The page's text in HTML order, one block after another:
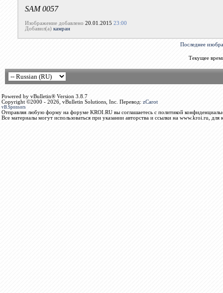
SAM 0057
Изображение добавлено 20.01.2015 23:00
Добавил(а) камран
Последнее
Текущее
Powered by vBulletin® Version 3.8.7
Copyright ©2000 - 2026, vBulletin Solutions, Inc. Перевод: zCarot
vB.Sponsors
Отправляя любую форму на форуме KROI.RU вы соглашаетесь с политикой
Все материалы могут использоваться при указании авторства и ссылки на www.kroi.ru, для